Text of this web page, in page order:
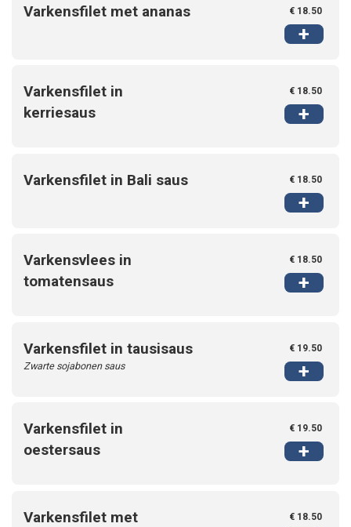
Varkensfilet met ananas € 18.50
+
Varkensfilet in
kerriesaus
€ 18.50
+
Varkensfilet in Bali saus € 18.50
+
Varkensvlees in
tomatensaus
€ 18.50
+
Varkensfilet in tausisaus
Zwarte sojabonen saus
€ 19.50
+
Varkensfilet in
oestersaus
€ 19.50
+
Varkensfilet met
€ 18.50